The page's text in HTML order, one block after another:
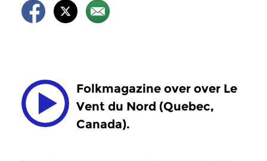
Folkmagazine over over Le
Vent du Nord (Quebec,
Canada).